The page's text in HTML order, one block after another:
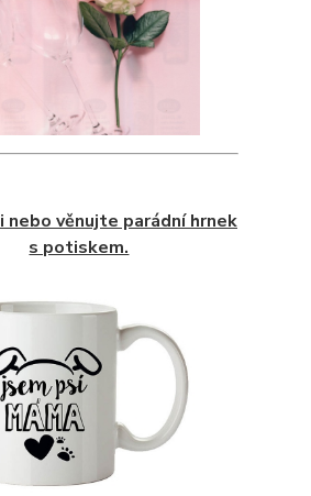
nebo věnujte parádní hrnek
s potiskem.